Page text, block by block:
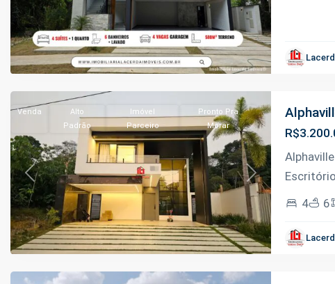
Ponta
Negra,
Manaus
Previous Next
Venda
Alto
Padrão
Imóvel
Parceiro
Pronto Pra
Morar
4
6
Ponta
Negra,
Manaus